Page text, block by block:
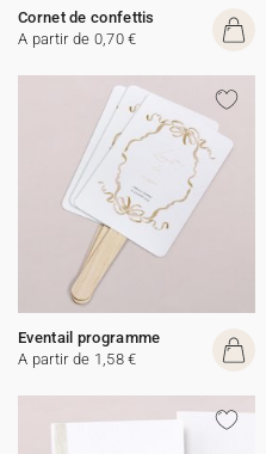
Cornet de confettis
A partir de 0,70 €
Eventail programme
A partir de 1,58 €